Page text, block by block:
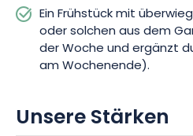
Ein Frühstück mit
oder solchen aus dem
der Woche und ergänzt
am Wochenende).
Unsere Stärken